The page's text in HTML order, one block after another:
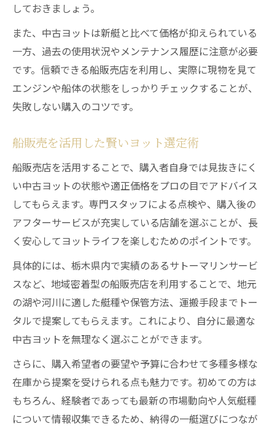
しておきましょう。
また、中古ヨットは新艇と比べて価格が抑えられている
一方、過去の使用状況やメンテナンス履歴に注意が必要
です。信頼できる船販売店を利用し、実際に現物を見て
エンジンや船体の状態をしっかりチェックすることが、
失敗しない購入のコツです。
船販売を活用した賢いヨット選定術
船販売店を活用することで、購入者自身では見抜きにく
い中古ヨットの状態や適正価格をプロの目でアドバイス
してもらえます。専門スタッフによる点検や、購入後の
アフターサービスが充実している店舗を選ぶことが、長
く安心してヨットライフを楽しむためのポイントです。
具体的には、栃木県内で実績のあるサトーマリンサービ
スなど、地域密着型の船販売店を利用することで、地元
の湖や河川に適した艇種や保管方法、運搬手段までトー
タルで提案してもらえます。これにより、自分に最適な
中古ヨットを無理なく選ぶことができます。
さらに、購入希望者の要望や予算に合わせて多種多様な
在庫から提案を受けられる点も魅力です。初めての方は
もちろん、経験者であっても最新の市場動向や人気艇種
について情報収集できるため、納得の一艇選びにつなが